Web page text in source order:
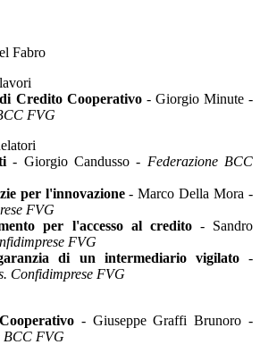
Fabro
Credito Cooperativo- Giorgio Minute -
FVG
- Giorgio Candusso - Federazione BCC
per l'innovazione- Marco Della Mora -
FVG
per l'accesso al credito- Sandro
FVG
di un intermediario vigilato-
Confidimprese FVG
- Giuseppe Graffi Brunoro -
BCC FVG